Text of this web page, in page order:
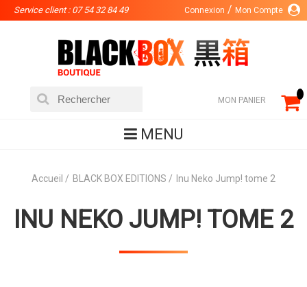
Service client : 07 54 32 84 49 Connexion Mon Compte
MON PANIER
MENU
Accueil BLACK BOX EDITIONS Inu Neko Jump! tome 2
INU NEKO JUMP! TOME 2